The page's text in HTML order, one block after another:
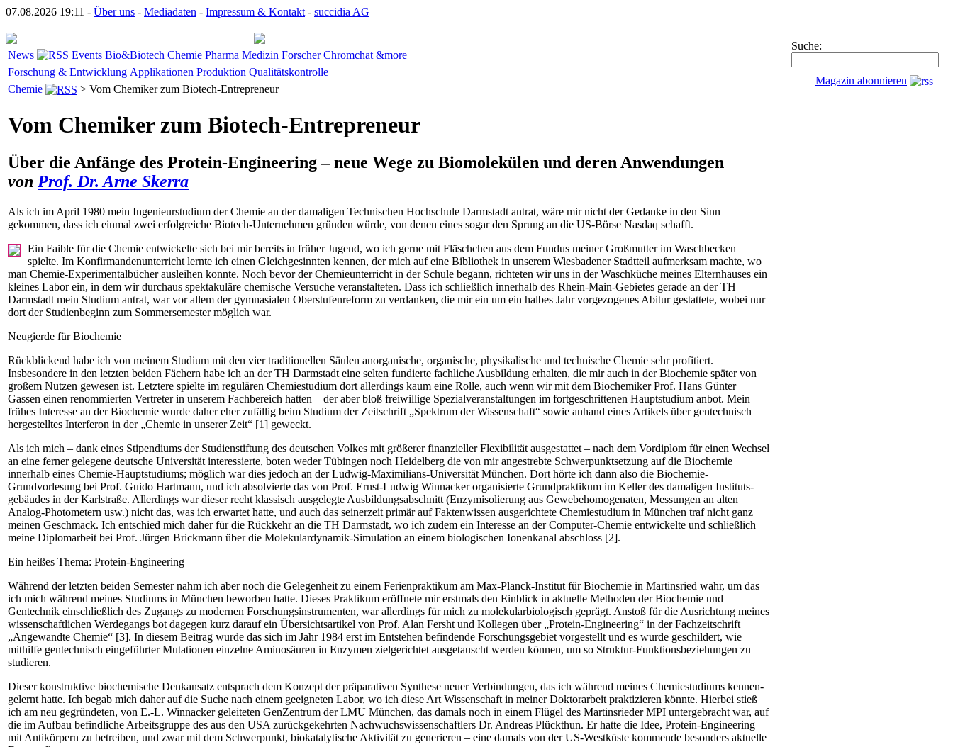
07.08.2026 19:11 - Über uns - Mediadaten - Impressum & Kontakt - succidia AG
Suche:
Magazin abonnieren
News Events Bio&Biotech Chemie Pharma Medizin Forscher Chromchat &more
Forschung & Entwicklung Applikationen Produktion Qualitätskontrolle
Chemie
> Vom Chemiker zum Biotech-Entrepreneur
Vom Chemiker zum Biotech-Entrepreneur
Über die Anfänge des Protein-Engineering – neue Wege zu Biomolekülen und deren Anwendungen
von Prof. Dr. Arne Skerra
Als ich im April 1980 mein Ingenieurstudium der Chemie an der damaligen Technischen Hochschule Darmstadt antrat, wäre mir nicht der Gedanke in den Sinn
gekommen, dass ich einmal zwei erfolgreiche Biotech-Unternehmen gründen würde, von denen eines sogar den Sprung an die US-Börse Nasdaq schafft.
Ein Faible für die Chemie entwickelte sich bei mir bereits in früher Jugend, wo ich gerne mit Fläschchen aus dem Fundus meiner Großmutter im Waschbecken
spielte. Im Konfirmanden­unterricht lernte ich einen Gleichgesinnten kennen, der mich auf eine Bibliothek in unserem Wiesbadener Stadtteil aufmerksam machte, wo
man Chemie-Experimental­bücher ausleihen konnte. Noch bevor der Chemieunterricht in der Schule begann, richteten wir uns in der Waschküche meines Elternhauses ein
kleines Labor ein, in dem wir durchaus spektakuläre chemische Versuche veranstalteten. Dass ich schließlich innerhalb des Rhein-Main-Gebietes gerade an der TH
Darmstadt mein Studium antrat, war vor allem der gymnasialen Oberstufenreform zu ­verdanken, die mir ein um ein halbes Jahr vorgezogenes Abitur gestattete, wobei nur
dort der Studienbeginn zum Sommersemester möglich war.
Neugierde für Biochemie
Rückblickend habe ich von meinem Studium mit den vier traditionellen Säulen anorganische, organische, physikalische und technische Chemie sehr profitiert.
Insbesondere in den letzten beiden Fächern habe ich an der TH Darmstadt eine ­selten fundierte fachliche Ausbildung erhalten, die mir auch in der Biochemie später von
großem Nutzen gewesen ist. Letztere spielte im regulären Chemiestudium dort allerdings kaum eine Rolle, auch wenn wir mit dem Biochemiker Prof. Hans Günter
Gassen einen renommierten Vertreter in unserem Fachbereich hatten – der aber bloß freiwillige Spezialveranstaltungen im fortgeschrittenen Hauptstudium anbot. Mein
frühes Interesse an der Biochemie wurde daher eher zufällig beim Studium der Zeitschrift „Spektrum der Wissenschaft“ sowie anhand eines ­Artikels über gentechnisch
hergestelltes Inter­feron in der „Chemie in unserer Zeit“ [1] geweckt.
Als ich mich – dank eines Stipendiums der Studienstiftung des deutschen Volkes mit größerer finanzieller Flexibilität ausgestattet – nach dem Vordiplom für einen Wechsel
an eine ferner ­gelegene deutsche Universität interessierte, boten weder Tübingen noch Heidelberg die von mir angestrebte Schwerpunktsetzung auf die Biochemie
innerhalb eines Chemie-Hauptstudiums; möglich war dies jedoch an der Ludwig-Maximilians-Universität München. Dort hörte ich dann also die Biochemie-
Grundvorlesung bei Prof. Guido Hartmann, und ich absolvierte das von Prof. Ernst-Ludwig Winnacker organisierte Grundpraktikum im Keller des damaligen Instituts­
gebäudes in der Karlstraße. Allerdings war dieser recht klassisch ausgelegte Ausbildungsabschnitt (Enzym­isolierung aus Gewebehomogenaten, Messungen an alten
Analog-Photometern usw.) nicht das, was ich erwartet hatte, und auch das seinerzeit primär auf Faktenwissen ausgerichtete Chemiestudium in München traf nicht ganz
meinen ­Geschmack. Ich entschied mich daher für die Rückkehr an die TH Darmstadt, wo ich zudem ein Interesse an der Computer-Chemie entwickelte und schließlich
meine Diplomarbeit bei Prof. Jürgen Brickmann über die Molekular­dynamik-Simulation an einem biologischen Ionen­kanal abschloss [2].
Ein heißes Thema: Protein-Engineering
Während der letzten beiden Semester nahm ich aber noch die Gelegenheit zu einem Ferienprakti­kum am Max-Planck-Institut für Biochemie in Martinsried wahr, um das
ich mich während meines Studiums in München beworben hatte. Dieses Praktikum eröffnete mir erstmals den Einblick in aktuelle Methoden der Biochemie und
Gentechnik einschließlich des Zugangs zu modernen Forschungsinstrumenten, war allerdings für mich zu molekularbiologisch geprägt. Anstoß für die Ausrichtung meines
wissenschaftlichen Werdegangs bot dagegen kurz darauf ein Übersichtsartikel von Prof. Alan Fersht und Kollegen über „Protein-Engineering“ in der Fachzeitschrift
„Angewandte Chemie“ [3]. In diesem ­Beitrag wurde das sich im Jahr 1984 erst im Entstehen befindende Forschungsgebiet vorgestellt und es wurde geschildert, wie
mithilfe gentechnisch eingeführter Mutationen einzelne Aminosäuren in Enzymen zielgerichtet ausgetauscht werden können, um so Struktur-Funktions­beziehungen zu
studieren.
Dieser konstruktive biochemische Denk­ansatz entsprach dem Konzept der präparativen Synthese neuer Verbindungen, das ich während meines Chemiestudiums kennen­
gelernt hatte. Ich begab mich daher auf die ­Suche nach einem geeigneten Labor, wo ich diese Art Wissenschaft in meiner Doktorarbeit praktizieren könnte. Hierbei stieß
ich am neu ­gegründeten, von E.-L. Winnacker geleiteten GenZentrum der LMU München, das damals noch in einem Flügel des Martinsrieder MPI unter­gebracht war, auf
die im Aufbau befind­liche Arbeits­gruppe des aus den USA zurück­­­­ge­­kehrten Nach­wuchs­wissen­schaftlers ­Dr. Andreas Plückthun. Er hatte die Idee, Protein-Engineering
mit Antikörpern zu betreiben, und zwar mit dem Schwerpunkt, bio­katalytische Aktivität zu generieren – eine damals von der ­US-Westküste kommende besonders aktuelle